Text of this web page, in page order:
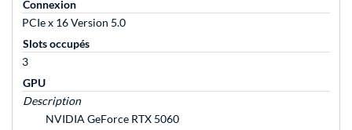
Connexion
PCIe x 16 Version 5.0
Slots occupés
3
GPU
Description
NVIDIA GeForce RTX 5060